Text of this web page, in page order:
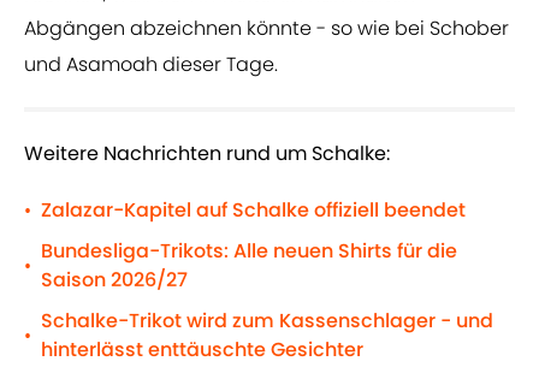
Abgängen abzeichnen könnte - so wie bei Schober
und Asamoah dieser Tage.
Weitere Nachrichten rund um Schalke:
• Zalazar-Kapitel auf Schalke offiziell beendet
•
Bundesliga-Trikots: Alle neuen Shirts für die
Saison 2026/27
•
Schalke-Trikot wird zum Kassenschlager - und
hinterlässt enttäuschte Gesichter